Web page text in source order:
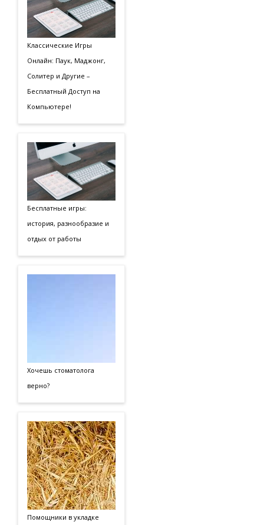
Классические Игры
Онлайн: Паук, Маджонг,
Солитер и Другие –
Бесплатный Доступ на
Компьютере!
Бесплатные игры:
история, разнообразие и
отдых от работы
Хочешь стоматолога
верно?
Помощники в укладке